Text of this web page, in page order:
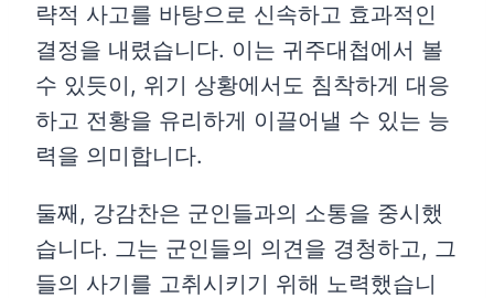
략적 사고를 바탕으로 신속하고 효과적인
결정을 내렸습니다. 이는 귀주대첩에서 볼
수 있듯이, 위기 상황에서도 침착하게 대응
하고 전황을 유리하게 이끌어낼 수 있는 능
력을 의미합니다.
둘째, 강감찬은 군인들과의 소통을 중시했
습니다. 그는 군인들의 의견을 경청하고, 그
들의 사기를 고취시키기 위해 노력했습니